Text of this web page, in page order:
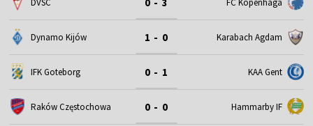
Dynamo Kijów 1 - 0 Karabach Agdam
IFK Goteborg 0 - 1 KAA Gent
Raków Częstochowa 0 - 0 Hammarby IF